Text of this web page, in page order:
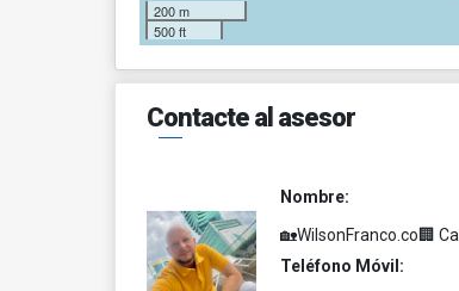
200 m
500 ft
Contacte al asesor
Nombre:
🏡WilsonFranco.co🏢
Teléfono Móvil: